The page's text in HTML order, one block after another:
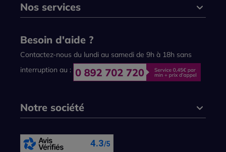
Nos services
Besoin d'aide ?
Contactez-nous du lundi au samedi de 9h à 18h sans
interruption au :
Notre société